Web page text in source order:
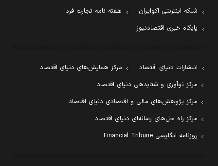
شبکه اینترنتی اکوایران
هفته نامه تجارت فردا
پایگاه خبری اقتصادنیوز
انتشارات دنیای اقتصاد
مرکز همایش‌های دنیای اقتصاد
مرکز نوآوری و شتابدهی دنیای اقتصاد
مرکز پژوهش‌های مالی و اقتصادی دنیای اقتصاد
مرکز راه حل‌های رسانه‌ای دنیای اقتصاد
روزنامه انگلیسی Financial Tribune